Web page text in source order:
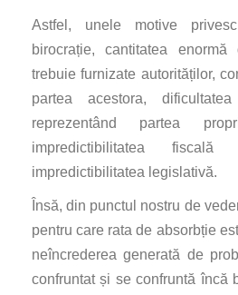
Astfel, unele motive
birocrație, cantitatea
trebuie furnizate autorităților,
partea acestora,
reprezentând partea
impredictibilitatea
impredictibilitatea legislativă.
Însă, din punctul nostru de
pentru care rata de absorbție
neîncrederea generată de
confruntat și se confruntă încă